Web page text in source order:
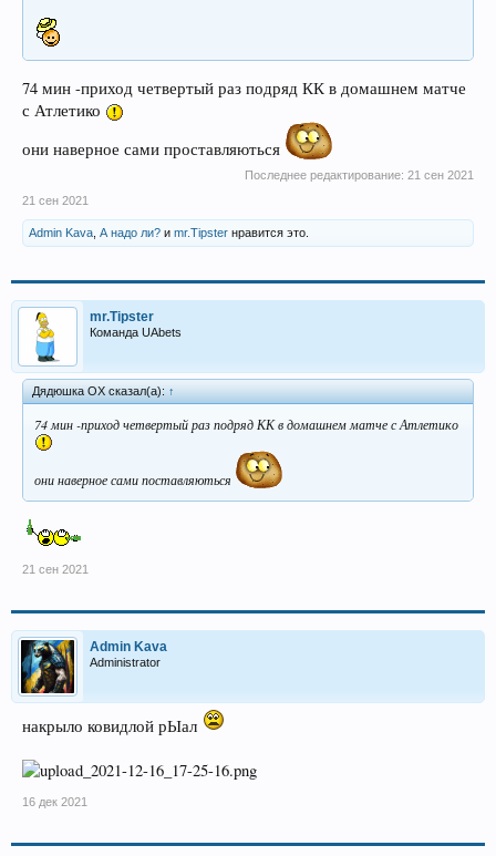
74 мин -приход четвертый раз подряд КК в домашнем матче
с Атлетико
они наверное сами проставляються
Последнее редактирование: 21 сен 2021
21 сен 2021
Admin Kava А надо ли? и mr.Tipster нравится это.
mr.Tipster
Команда UAbets
Дядюшка ОХ сказал(а): ↑
74 мин -приход четвертый раз подряд КК в домашнем матче с Атлетико
они наверное сами поставляються
21 сен 2021
Admin Kava
Administrator
накрыло ковидлой рЫал
16 дек 2021